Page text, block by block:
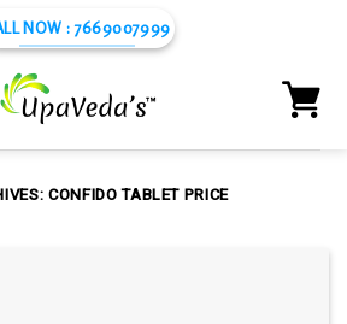
NOW : 7669007999
CONFIDO TABLET PRICE